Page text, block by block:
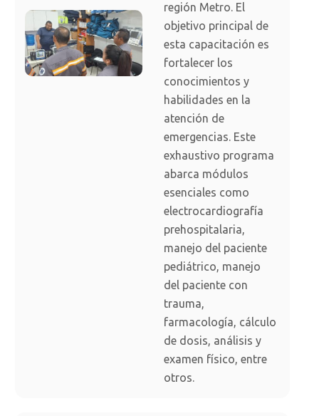
región Metro. El
objetivo principal de
esta capacitación es
fortalecer los
conocimientos y
habilidades en la
atención de
emergencias. Este
exhaustivo programa
abarca módulos
esenciales como
electrocardiografía
prehospitalaria,
manejo del paciente
pediátrico, manejo
del paciente con
trauma,
farmacología, cálculo
de dosis, análisis y
examen físico, entre
otros.